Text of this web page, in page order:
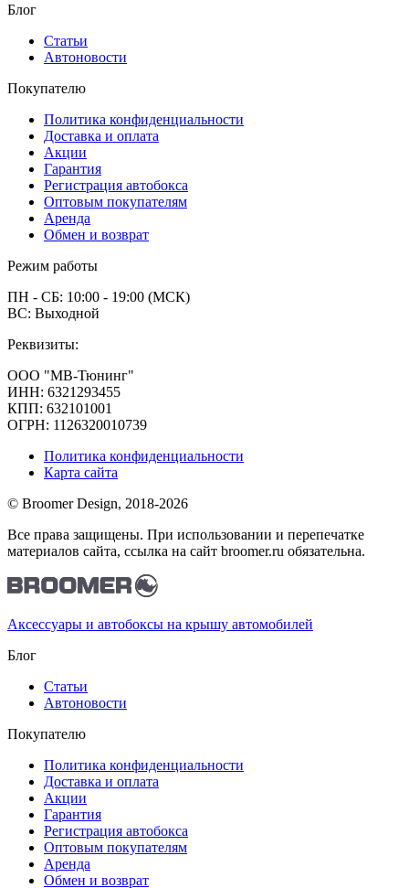
Блог
Статьи
Автоновости
Покупателю
Политика конфиденциальности
Доставка и оплата
Акции
Гарантия
Регистрация автобокса
Оптовым покупателям
Аренда
Обмен и возврат
Режим работы
ПН - СБ: 10:00 - 19:00 (МСК)
ВС: Выходной
Реквизиты:
ООО "МВ-Тюнинг"
ИНН: 6321293455
КПП: 632101001
ОГРН: 1126320010739
Политика конфиденциальности
Карта сайта
© Broomer Design, 2018-2026
Все права защищены. При использовании и перепечатке
материалов сайта, ссылка на сайт broomer.ru обязательна.
Аксессуары и автобоксы на крышу автомобилей
Блог
Статьи
Автоновости
Покупателю
Политика конфиденциальности
Доставка и оплата
Акции
Гарантия
Регистрация автобокса
Оптовым покупателям
Аренда
Обмен и возврат